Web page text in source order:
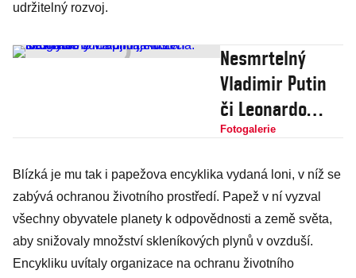
udržitelný rozvoj.
Nesmrtelný
Vladimir Putin
či Leonardo
DiCaprio jako
odhalují
tajemství
slavných
Fotogalerie
Blízká je mu tak i papežova encyklika vydaná loni, v níž se
zabývá ochranou životního prostředí. Papež v ní vyzval
všechny obyvatele planety k odpovědnosti a země světa,
aby snižovaly množství skleníkových plynů v ovzduší.
Encykliku uvítaly organizace na ochranu životního